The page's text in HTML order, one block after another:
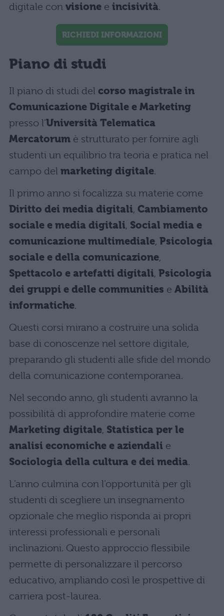
digitale con visione e incisività.
RICHIEDI INFORMAZIONI
Piano di studi
Il piano di studi del corso magistrale in
Comunicazione Digitale e Marketing
presso l’Università Telematica
Mercatorum è strutturato per fornire agli
studenti un equilibrio tra teoria e pratica nel
campo del marketing digitale.
Il primo anno si focalizza su materie come
Diritto dei media digitali, Cambiamento
sociale e media digitali, Social media e
comunicazione multimediale, Psicologia
sociale e della comunicazione,
Spettacolo e artefatti digitali, Psicologia
dei gruppi e delle communities e Abilità
informatiche.
Questi corsi mirano a costruire una solida
base di conoscenze nel settore digitale,
preparando gli studenti alle sfide del mondo
della comunicazione contemporanea.
Nel secondo anno, gli studenti avranno la
possibilità di approfondire materie come
Marketing digitale, Statistica per le
analisi economiche e aziendali e
Sociologia della cultura e dei media.
L’anno culmina con l’opportunità per gli
studenti di scegliere un insegnamento
opzionale che meglio risponda ai propri
interessi professionali e personali
inclinazioni. Questo approccio flessibile
permette di personalizzare il percorso
educativo, ampliando così le prospettive di
carriera post-laurea.